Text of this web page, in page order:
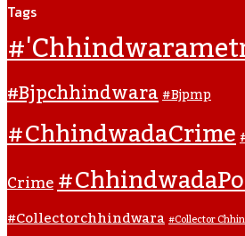
Tags
#bjpchhindwara#bjpmp
#ChhindwadaCrime
Crime
#collectorchhindwara#collector